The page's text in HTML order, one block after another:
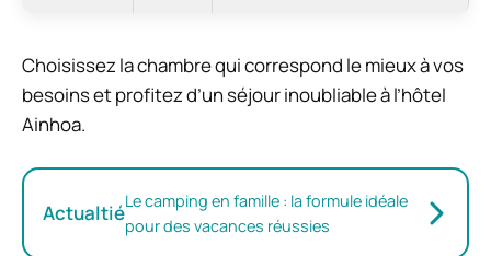
Choisissez la chambre qui correspond le mieux à vos
besoins et profitez d’un séjour inoubliable à l’hôtel
Ainhoa.
ActualtiéLe camping en famille : la formule idéale
pour des vacances réussies